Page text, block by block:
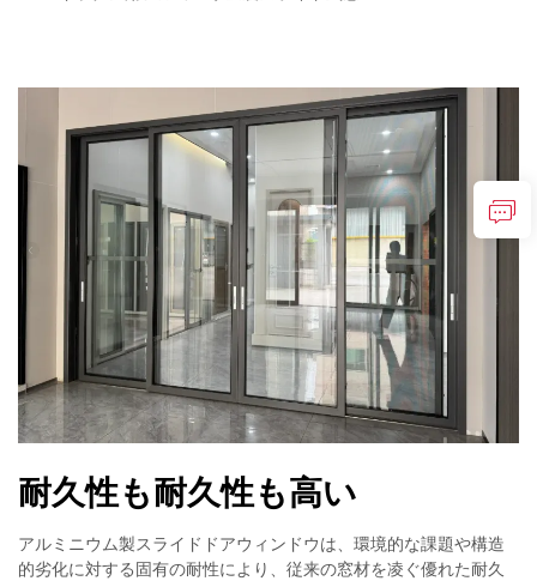
耐久性も耐久性も高い
アルミニウム製スライドドアウィンドウは、環境的な課題や構造
的劣化に対する固有の耐性により、従来の窓材を凌ぐ優れた耐久